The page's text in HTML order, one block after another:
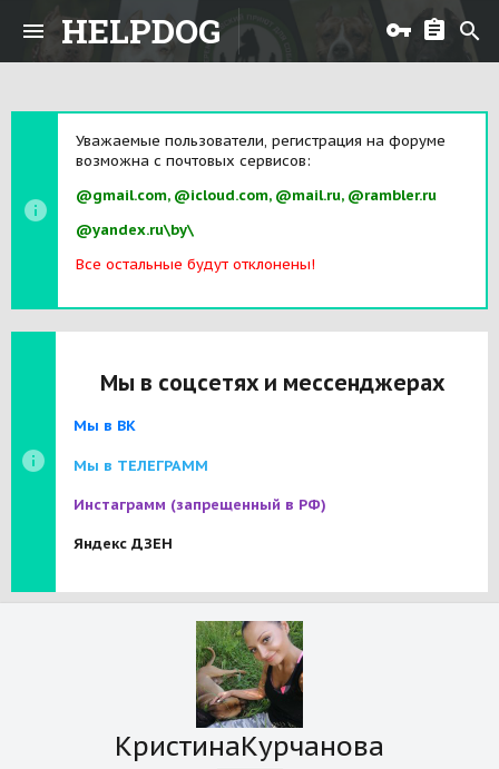
HELPDOG
Уважаемые пользователи, регистрация на форуме
возможна с почтовых сервисов:
@gmail.com, @icloud.com, @mail.ru, @rambler.ru
@yandex.ru\by\
Все остальные будут отклонены!
Мы в соцсетях и мессенджерах
Мы в ВК
Мы в ТЕЛЕГРАММ
Инстаграмм (запрещенный в РФ)
Яндекс ДЗЕН
КристинаКурчанова